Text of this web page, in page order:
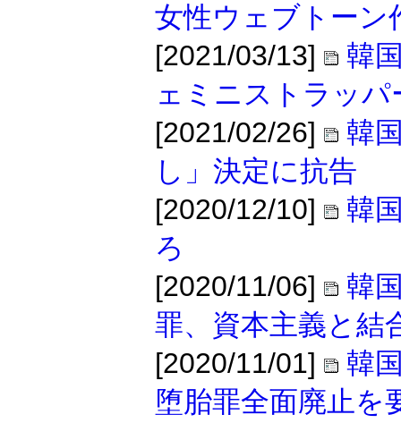
女性ウェブトーン
[2021/03/13]
韓
ェミニストラッパ
[2021/02/26]
韓
し」決定に抗告
[2020/12/10]
韓
ろ
[2020/11/06]
韓
罪、資本主義と結
[2020/11/01]
韓
堕胎罪全面廃止を